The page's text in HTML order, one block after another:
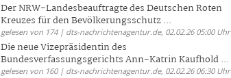
Der NRW-Landesbeauftragte des Deutschen Roten
Kreuzes für den Bevölkerungsschutz ...
gelesen von 174 | dts-nachrichtenagentur.de, 02.02.26 05:00 Uhr
Die neue Vizepräsidentin des
Bundesverfassungsgerichts Ann-Katrin Kaufhold ...
gelesen von 160 | dts-nachrichtenagentur.de, 02.02.26 06:30 Uhr